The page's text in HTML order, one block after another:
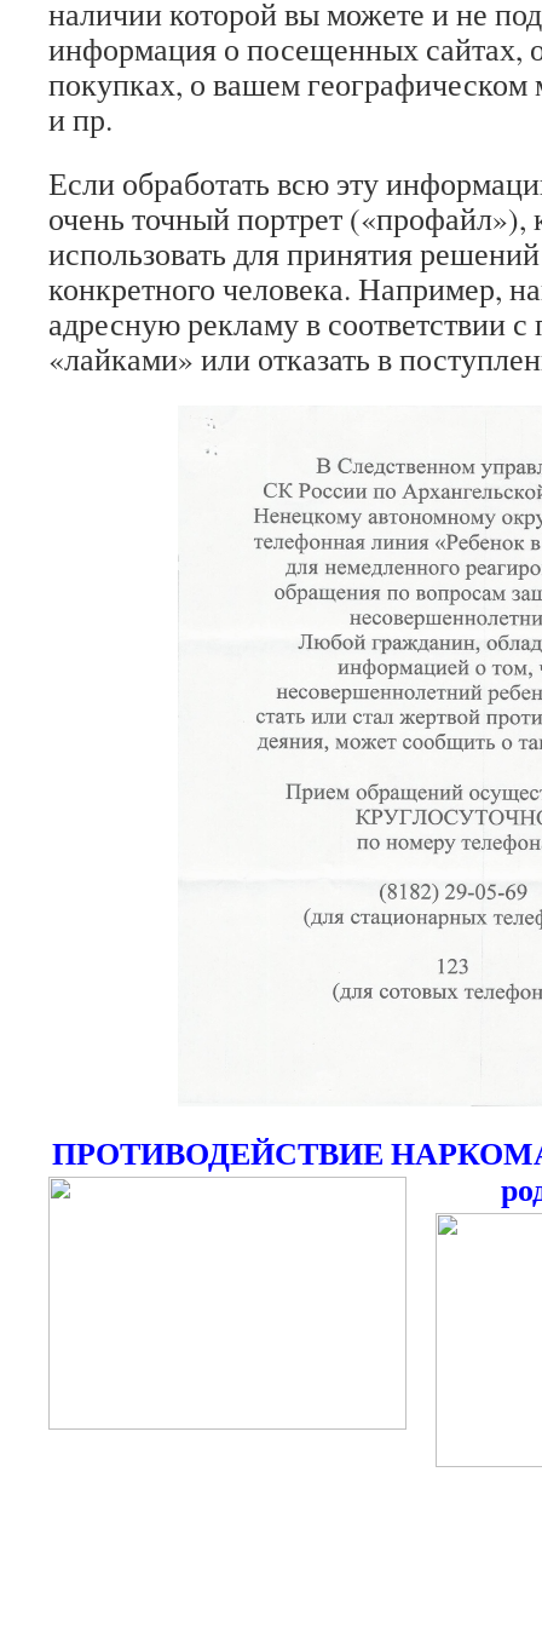
наличии которой вы можете и не
информация о посещенных сайтах,
покупках, о вашем
и пр.
Если обработать всю эту
очень точный портрет
использовать для принятия
конкретного человека. Например,
адресную рекламу в соответствии
«лайками» или отказать в
ПРОТИВОДЕЙСТВИЕ